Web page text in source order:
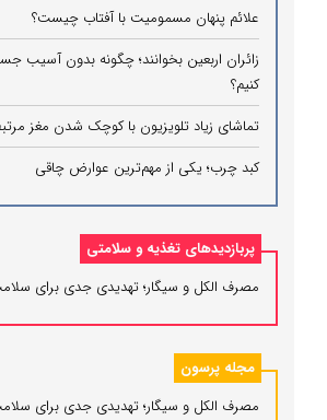
علائم پنهان مسمومیت با آفتاب چیست؟
زائران اربعین بخوانند؛ چگونه بدون آسیب
کنیم؟
تماشای زیاد تلویزیون با کوچک شدن مغز
کبد چرب؛ یکی از مهم‌ترین عوارض چاقی
پربازدیدهای تغذیه و سلامتی
مصرف الکل و سیگار؛ تهدیدی جدی برای
مجله پرسون
مصرف الکل و سیگار؛ تهدیدی جدی برای